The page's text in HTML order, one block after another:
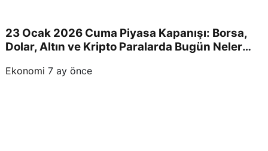
23 Ocak 2026 Cuma Piyasa Kapanışı: Borsa,
Dolar, Altın ve Kripto Paralarda Bugün Neler
Ekonomi 7 ay önce